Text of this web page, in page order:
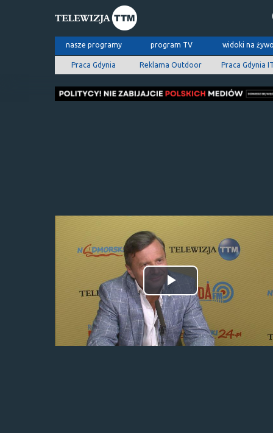
nasze programy program TV widoki na
Praca Gdynia Reklama Outdoor Praca Gdynia
Odtwórz
wideo